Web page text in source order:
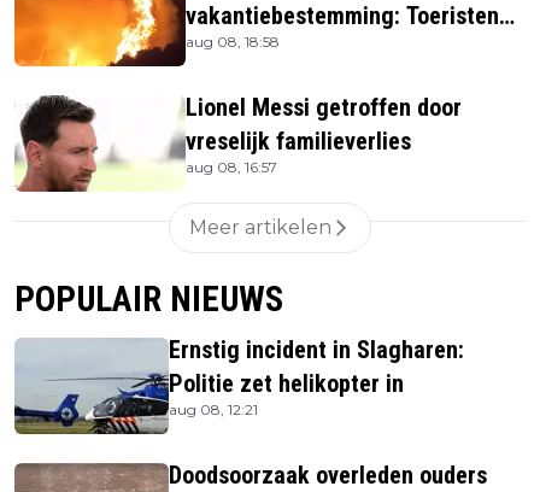
vakantiebestemming: Toeristen
uit verblijven gehaald
aug 08, 18:58
Lionel Messi getroffen door
vreselijk familieverlies
aug 08, 16:57
Meer artikelen
POPULAIR NIEUWS
Ernstig incident in Slagharen:
Politie zet helikopter in
aug 08, 12:21
Doodsoorzaak overleden ouders